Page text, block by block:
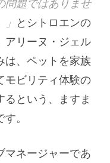
とシトロエンの
アリーヌ・ジェル
は、ペットを家族
モビリティ体験の
という、ますま
。
マネージャーであ